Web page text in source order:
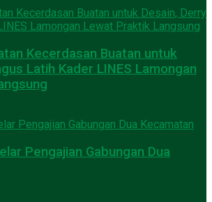
Kecerdasan Buatan untuk
Latih Kader LINES Lamongan
Pengajian Gabungan Dua